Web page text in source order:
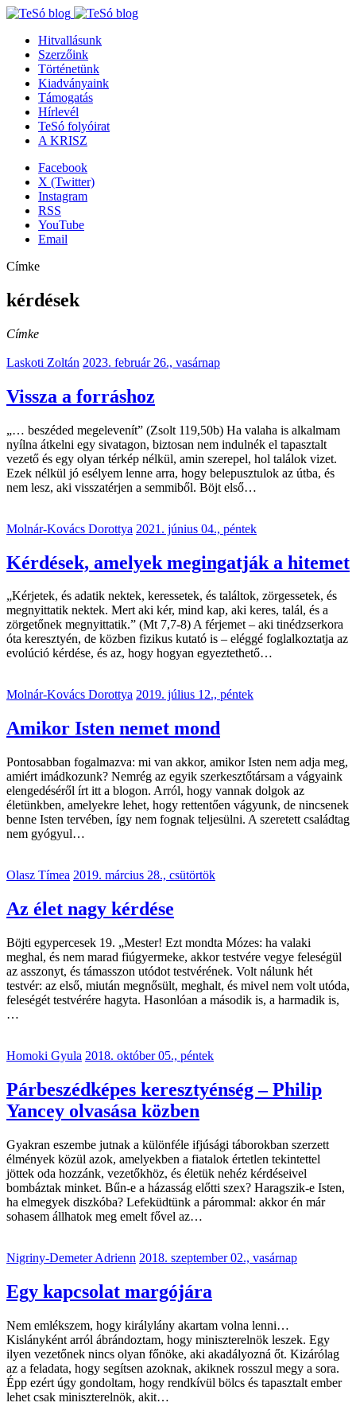
Hitvallásunk
Szerzőink
Történetünk
Kiadványaink
Támogatás
Hírlevél
TeSó folyóirat
A KRISZ
Facebook
X (Twitter)
Instagram
RSS
YouTube
Email
Címke
kérdések
Címke
Laskoti Zoltán 2023. február 26., vasárnap
Vissza a forráshoz
„… beszéded megelevenít” (Zsolt 119,50b) Ha valaha is alkalmam
nyílna átkelni egy sivatagon, biztosan nem indulnék el tapasztalt
vezető és egy olyan térkép nélkül, amin szerepel, hol találok vizet.
Ezek nélkül jó esélyem lenne arra, hogy belepusztulok az útba, és
nem lesz, aki visszatérjen a semmiből. Böjt első…
Molnár-Kovács Dorottya 2021. június 04., péntek
Kérdések, amelyek megingatják a hitemet
„Kérjetek, és adatik nektek, keressetek, és találtok, zörgessetek, és
megnyittatik nektek. Mert aki kér, mind kap, aki keres, talál, és a
zörgetőnek megnyittatik.” (Mt 7,7-8) A férjemet – aki tinédzserkora
óta keresztyén, de közben fizikus kutató is – eléggé foglalkoztatja az
evolúció kérdése, és az, hogy hogyan egyeztethető…
Molnár-Kovács Dorottya 2019. július 12., péntek
Amikor Isten nemet mond
Pontosabban fogalmazva: mi van akkor, amikor Isten nem adja meg,
amiért imádkozunk? Nemrég az egyik szerkesztőtársam a vágyaink
elengedéséről írt itt a blogon. Arról, hogy vannak dolgok az
életünkben, amelyekre lehet, hogy rettentően vágyunk, de nincsenek
benne Isten tervében, így nem fognak teljesülni. A szeretett családtag
nem gyógyul…
Olasz Tímea 2019. március 28., csütörtök
Az élet nagy kérdése
Böjti egypercesek 19. „Mester! Ezt mondta Mózes: ha valaki
meghal, és nem marad fiúgyermeke, akkor testvére vegye feleségül
az asszonyt, és támasszon utódot testvérének. Volt nálunk hét
testvér: az első, miután megnősült, meghalt, és mivel nem volt utóda,
feleségét testvérére hagyta. Hasonlóan a második is, a harmadik is,
…
Homoki Gyula 2018. október 05., péntek
Párbeszédképes keresztyénség – Philip
Yancey olvasása közben
Gyakran eszembe jutnak a különféle ifjúsági táborokban szerzett
élmények közül azok, amelyekben a fiatalok értetlen tekintettel
jöttek oda hozzánk, vezetőkhöz, és életük nehéz kérdéseivel
bombáztak minket. Bűn-e a házasság előtti szex? Haragszik-e Isten,
ha elmegyek diszkóba? Lefeküdtünk a párommal: akkor én már
sohasem állhatok meg emelt fővel az…
Nigriny-Demeter Adrienn 2018. szeptember 02., vasárnap
Egy kapcsolat margójára
Nem emlékszem, hogy királylány akartam volna lenni…
Kislányként arról ábrándoztam, hogy miniszterelnök leszek. Egy
ilyen vezetőnek nincs olyan főnöke, aki akadályozná őt. Kizárólag
az a feladata, hogy segítsen azoknak, akiknek rosszul megy a sora.
Épp ezért úgy gondoltam, hogy rendkívül bölcs és tapasztalt ember
lehet csak miniszterelnök, akit…